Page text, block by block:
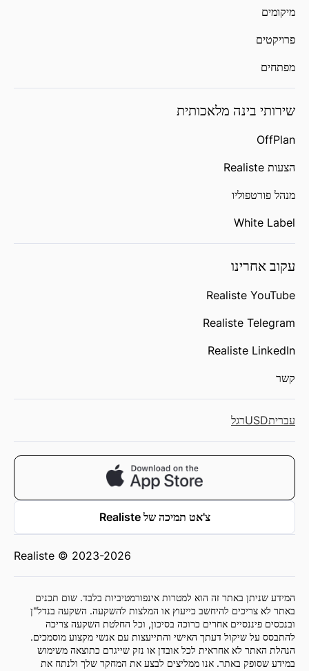
מיקומים
פרויקטים
מפתחים
שירותי בינה מלאכותית
OffPlan
הצעות Realiste
מנהל פורטפוליו
White Label
עקוב אחרינו
Realiste YouTube
Realiste Telegram
Realiste LinkedIn
קשר
עבריתUSDרגל
צ'אט תמיכה של Realiste
Realiste © 2023-2026
המידע שניתן באתר זה הוא למטרות אינפורמטיביות בלבד. שום תכנים
באתר לא צריכים להיחשב כייעוץ או המלצות להשקעה. השקעה בנדל"ן
ובנכסים פיננסיים אחרים כרוכה בסיכון, וכל החלטת השקעה צריכה
להתבסס על שיקול דעתך האישי והתייעצות עם אנשי מקצוע מוסמכים.
הנהלת האתר לא אחראית לכל אובדן או נזק שייגרם כתוצאה משימוש
במידע שסופק באתר. אנו ממליצים לבצע את המחקר שלך ולנתח את